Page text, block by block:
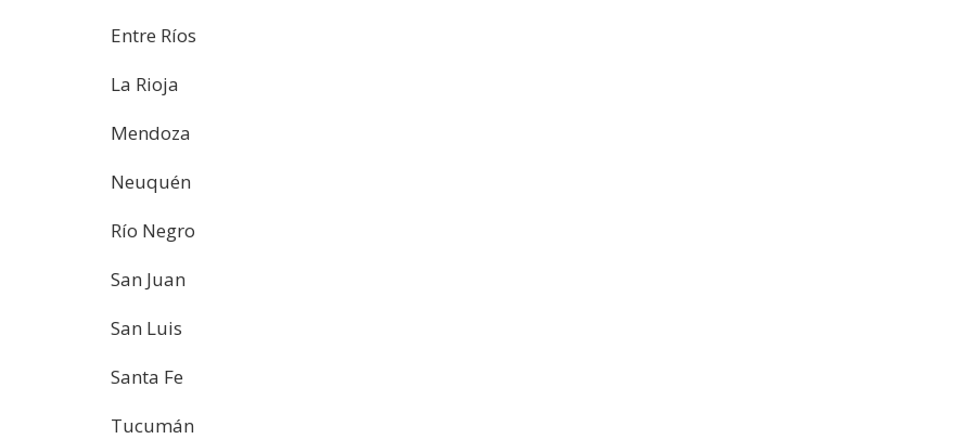
Entre Ríos
La Rioja
Mendoza
Neuquén
Río Negro
San Juan
San Luis
Santa Fe
Tucumán